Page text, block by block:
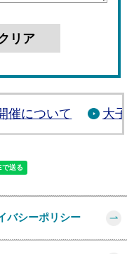
催について 大
バシーポリシー